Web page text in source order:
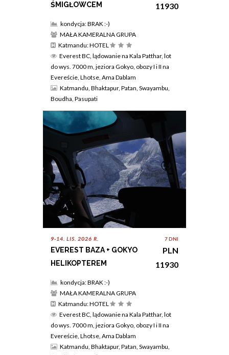
ŚMIGŁOWCEM
11930
kondycja: BRAK :-)
MAŁA KAMERALNA GRUPA
Katmandu: HOTEL
Everest BC, lądowanie na Kala Patthar, lot
do wys. 7000 m, jeziora Gokyo, obozy I i II na
Evereście, Lhotse, Ama Dablam
Katmandu, Bhaktapur, Patan, Swayambu,
Boudha, Pasupati
9-14. LIS. 2026 R.
EVEREST BAZA + GOKYO
HELIKOPTEREM
7 DNI
PLN
11930
kondycja: BRAK :-)
MAŁA KAMERALNA GRUPA
Katmandu: HOTEL
Everest BC, lądowanie na Kala Patthar, lot
do wys. 7000 m, jeziora Gokyo, obozy I i II na
Evereście, Lhotse, Ama Dablam
Katmandu, Bhaktapur, Patan, Swayambu,